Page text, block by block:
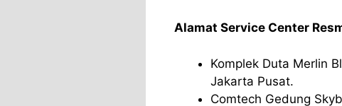
Alamat Service Center
Komplek Duta Merlin
Jakarta Pusat.
Comtech Gedung